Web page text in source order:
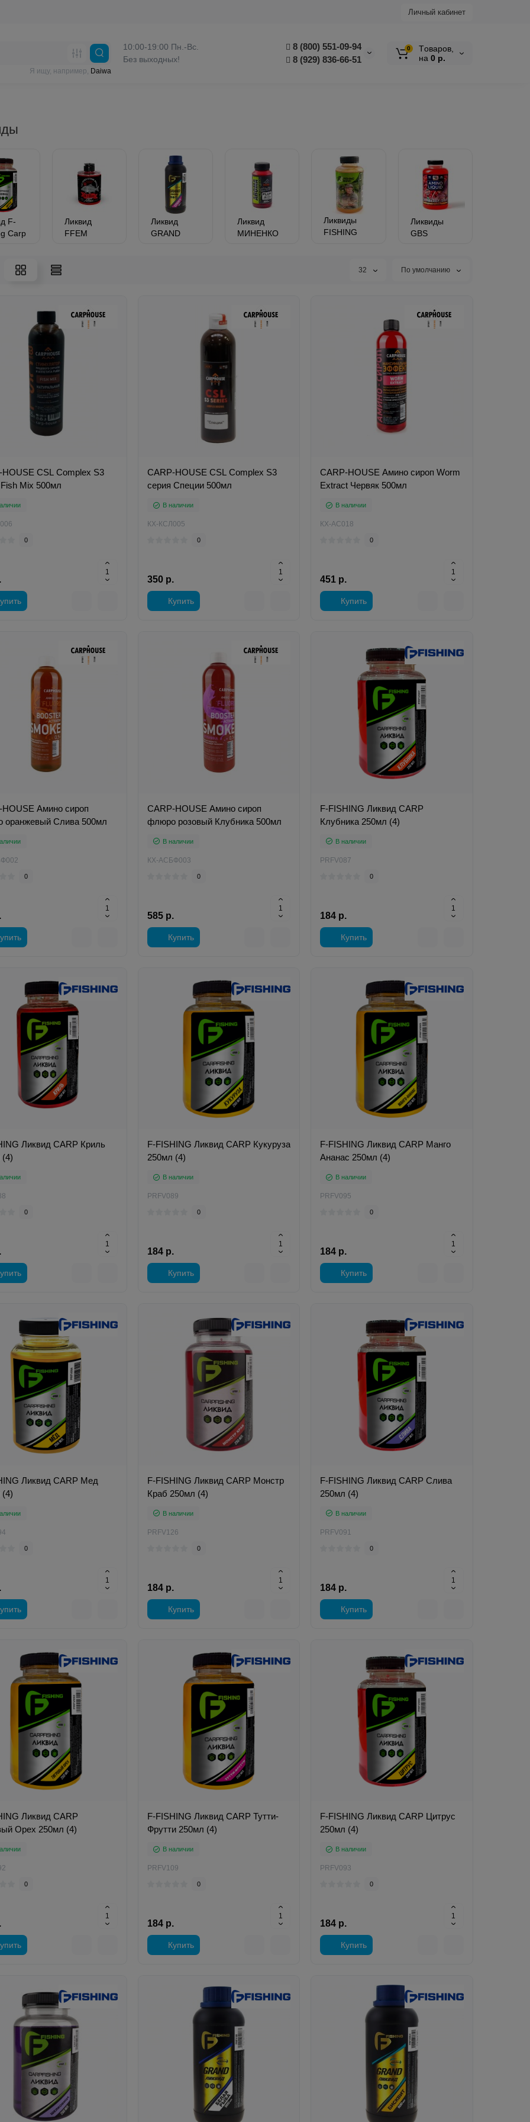
Личный кабинет
10:00-19:00 Пн.-Вс.
Без выходных!
8 (800) 551-09-94
8 (929) 836-66-51
Я ищу, например, Daiwa
0
Tоваров,
на 0 р.
F-
Carp
Ликвид
FFEM
Ликвид
GRAND
Ликвид
МИНЕНКО
Ликвиды
FISHING
Ликвиды
GBS
32 По умолчанию
CSL Complex S3
Mix 500мл
0
CARP-HOUSE CSL Complex S3
серия Специи 500мл
В наличии
КХ-КСЛ005
0
350 р.
Купить
CARP-HOUSE Амино сироп Worm
Extract Червяк 500мл
В наличии
КХ-АС018
0
451 р.
Купить
HOUSE Амино сироп
оранжевый Слива 500мл
0
CARP-HOUSE Амино сироп
флюро розовый Клубника 500мл
В наличии
КХ-АСБФ003
0
585 р.
Купить
F-FISHING Ликвид CARP
Клубника 250мл (4)
В наличии
PRFV087
0
184 р.
Купить
Ликвид CARP Криль
0
F-FISHING Ликвид CARP Кукуруза
250мл (4)
В наличии
PRFV089
0
184 р.
Купить
F-FISHING Ликвид CARP Манго
Ананас 250мл (4)
В наличии
PRFV095
0
184 р.
Купить
Ликвид CARP Мед
(4)
0
F-FISHING Ликвид CARP Монстр
Краб 250мл (4)
В наличии
PRFV126
0
184 р.
Купить
F-FISHING Ликвид CARP Слива
250мл (4)
В наличии
PRFV091
0
184 р.
Купить
Ликвид CARP
Орех 250мл (4)
0
F-FISHING Ликвид CARP Тутти-
Фрутти 250мл (4)
В наличии
PRFV109
0
184 р.
Купить
F-FISHING Ликвид CARP Цитрус
250мл (4)
В наличии
PRFV093
0
184 р.
Купить